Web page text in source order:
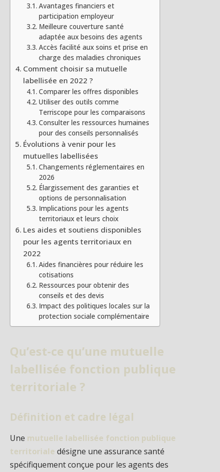
Avantages financiers et
participation employeur
Meilleure couverture santé
adaptée aux besoins des agents
Accès facilité aux soins et prise en
charge des maladies chroniques
Comment choisir sa mutuelle
labellisée en 2022 ?
Comparer les offres disponibles
Utiliser des outils comme
Terriscope pour les comparaisons
Consulter les ressources humaines
pour des conseils personnalisés
Évolutions à venir pour les
mutuelles labellisées
Changements réglementaires en
2026
Élargissement des garanties et
options de personnalisation
Implications pour les agents
territoriaux et leurs choix
Les aides et soutiens disponibles
pour les agents territoriaux en
2022
Aides financières pour réduire les
cotisations
Ressources pour obtenir des
conseils et des devis
Impact des politiques locales sur la
protection sociale complémentaire
Qu’est-ce qu’une mutuelle
labellisée fonction publique
territoriale ?
Définition et cadre légal
Une mutuelle labellisée fonction publique
territoriale désigne une assurance santé
spécifiquement conçue pour les agents des